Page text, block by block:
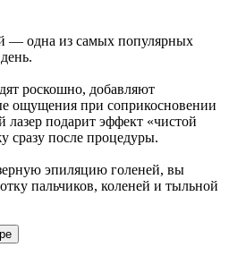
— одна из самых популярных
роскошно, добавляют
ощущения при соприкосновении
подарит эффект «чистой
после процедуры.
эпиляцию голеней, вы
пальчиков, коленей и тыльной